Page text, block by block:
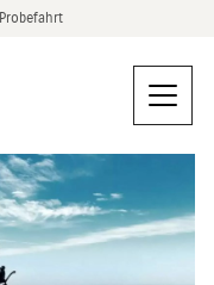
Probefahrt